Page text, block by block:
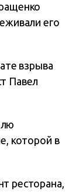
его
взрыва
Павел
которой в
ресторана,